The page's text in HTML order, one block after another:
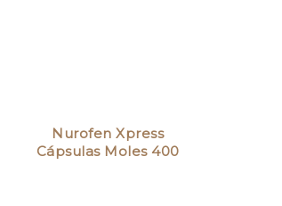
Nurofen Xpress
Cápsulas Moles 400